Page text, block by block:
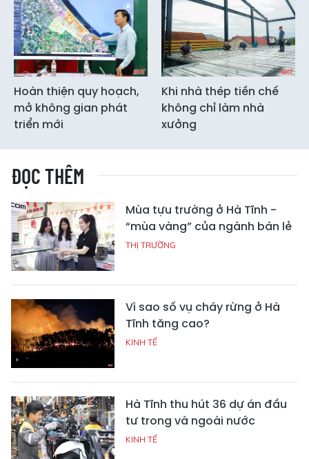
Hoàn thiện quy hoạch,
mở không gian phát
triển mới
Khi nhà thép tiền chế
không chỉ làm nhà
xưởng
ĐỌC THÊM
Mùa tựu trường ở Hà Tĩnh -
“mùa vàng” của ngành bán lẻ
THỊ TRƯỜNG
Vì sao số vụ cháy rừng ở Hà
Tĩnh tăng cao?
KINH TẾ
Hà Tĩnh thu hút 36 dự án đầu
tư trong và ngoài nước
KINH TẾ